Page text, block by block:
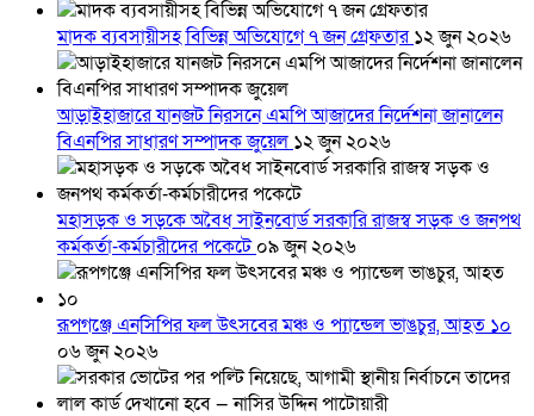
মাদক ব্যবসায়ীসহ বিভিন্ন অভিযোগে ৭ জন গ্রেফতার১২ জুন ২০২৬
আড়াইহাজারে যানজট নিরসনে এমপি আজাদের নির্দেশনা জানালেন
বিএনপির সাধারণ সম্পাদক জুয়েল ১২ জুন ২০২৬
মহাসড়ক ও সড়কে অবৈধ সাইনবোর্ড সরকারি রাজস্ব সড়ক ও জনপথ
কর্মকর্তা-কর্মচারীদের পকেটে০৯ জুন ২০২৬
রূপগঞ্জে এনসিপির ফল উৎসবের মঞ্চ ও প্যান্ডেল ভাঙচুর, আহত ১০
০৬ জুন ২০২৬